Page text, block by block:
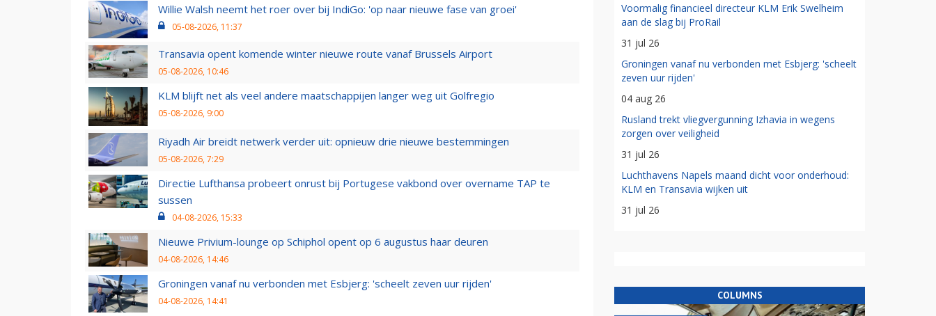
Willie Walsh neemt het roer over bij IndiGo: 'op naar nieuwe fase van groei'
05-08-2026, 11:37
Transavia opent komende winter nieuwe route vanaf Brussels Airport
05-08-2026, 10:46
KLM blijft net als veel andere maatschappijen langer weg uit Golfregio
05-08-2026, 9:00
Riyadh Air breidt netwerk verder uit: opnieuw drie nieuwe bestemmingen
05-08-2026, 7:29
Directie Lufthansa probeert onrust bij Portugese vakbond over overname TAP te
sussen
04-08-2026, 15:33
Nieuwe Privium-lounge op Schiphol opent op 6 augustus haar deuren
04-08-2026, 14:46
Groningen vanaf nu verbonden met Esbjerg: 'scheelt zeven uur rijden'
04-08-2026, 14:41
Voormalig financieel directeur KLM Erik Swelheim
aan de slag bij ProRail
31 jul 26
Groningen vanaf nu verbonden met Esbjerg: 'scheelt
zeven uur rijden'
04 aug 26
Rusland trekt vliegvergunning Izhavia in wegens
zorgen over veiligheid
31 jul 26
Luchthavens Napels maand dicht voor onderhoud:
KLM en Transavia wijken uit
31 jul 26
COLUMNS